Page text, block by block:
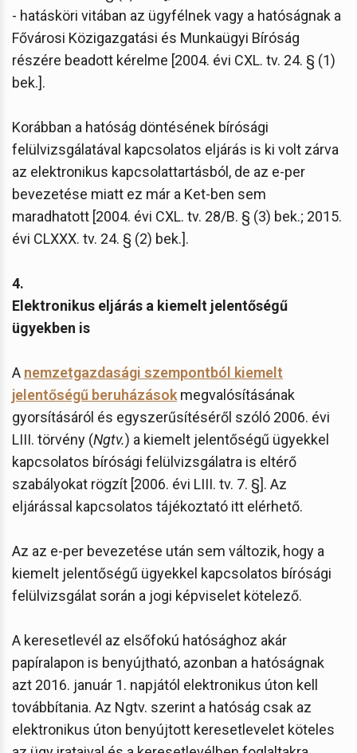
- hatásköri vitában az ügyfélnek vagy a hatóságnak a
Fővárosi Közigazgatási és Munkaügyi Bíróság
részére beadott kérelme [2004. évi CXL. tv. 24. § (1)
bek.].
Korábban a hatóság döntésének bírósági
felülvizsgálatával kapcsolatos eljárás is ki volt zárva
az elektronikus kapcsolattartásból, de az e-per
bevezetése miatt ez már a Ket-ben sem
maradhatott [2004. évi CXL. tv. 28/B. § (3) bek.; 2015.
évi CLXXX. tv. 24. § (2) bek.].
4.
Elektronikus eljárás a kiemelt jelentőségű
ügyekben is
A nemzetgazdasági szempontból kiemelt
jelentőségű beruházások megvalósításának
gyorsításáról és egyszerűsítéséről szóló 2006. évi
LIII. törvény (Ngtv.) a kiemelt jelentőségű ügyekkel
kapcsolatos bírósági felülvizsgálatra is eltérő
szabályokat rögzít [2006. évi LIII. tv. 7. §]. Az
eljárással kapcsolatos tájékoztató itt elérhető.
Az az e-per bevezetése után sem változik, hogy a
kiemelt jelentőségű ügyekkel kapcsolatos bírósági
felülvizsgálat során a jogi képviselet kötelező.
A keresetlevél az elsőfokú hatósághoz akár
papíralapon is benyújtható, azonban a hatóságnak
azt 2016. január 1. napjától elektronikus úton kell
továbbítania. Az Ngtv. szerint a hatóság csak az
elektronikus úton benyújtott keresetlevelet köteles